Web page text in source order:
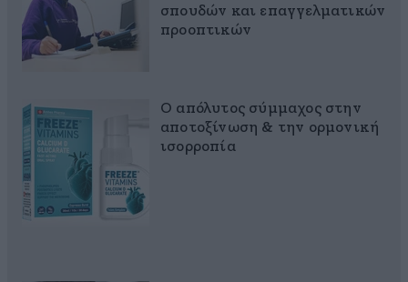
σπουδών και επαγγελματικών
προοπτικών
Ο απόλυτος σύμμαχος στην
αποτοξίνωση & την ορμονική
ισορροπία